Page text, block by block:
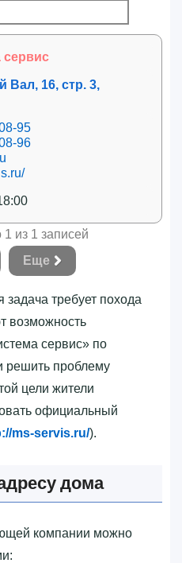
сервис
Вал, 16, стр. 3,
95
96
из 1 записей
Еще
задача требует похода
возможность
сервис»‎ по
решить проблему
цели жители
официальный
ms-servis.ru/).
дома
компании можно